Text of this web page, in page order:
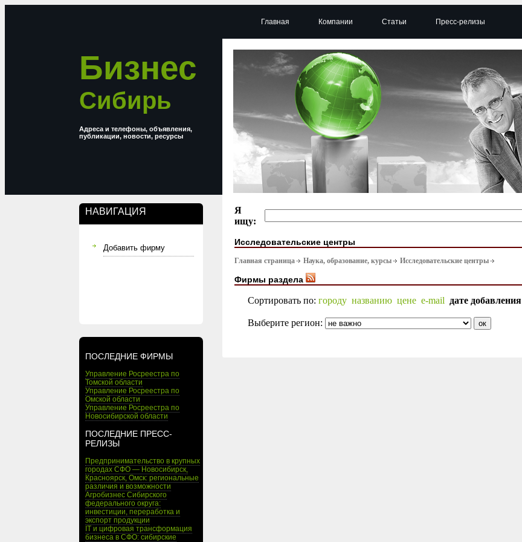
Бизнес
Сибирь
Адреса и телефоны, объявления,
публикации, новости, ресурсы
НАВИГАЦИЯ
Добавить фирму
ПОСЛЕДНИЕ ФИРМЫ
Управление Росреестра по
Томской области
Управление Росреестра по
Омской области
Управление Росреестра по
Новосибирской области
ПОСЛЕДНИЕ ПРЕСС-
РЕЛИЗЫ
Предпринимательство в крупных
городах СФО — Новосибирск,
Красноярск, Омск: региональные
различия и возможности
Агробизнес Сибирского
федерального округа:
инвестиции, переработка и
экспорт продукции
IT и цифровая трансформация
бизнеса в СФО: сибирские
Главная Компании Статьи Пресс-релизы
Я
ищу:
Исследовательские центры
Главная страница Наука, образование, курсы Исследовательские центры
Фирмы раздела
Сортировать по: городу названию цене e-mail дате добавления
Выберите регион: